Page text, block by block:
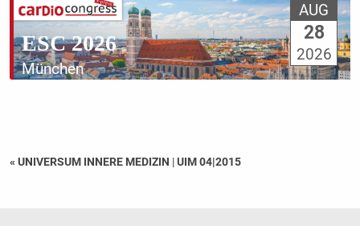
ESC 2026
München
AUG
28
2026
« UNIVERSUM INNERE MEDIZIN |UIM 04|2015